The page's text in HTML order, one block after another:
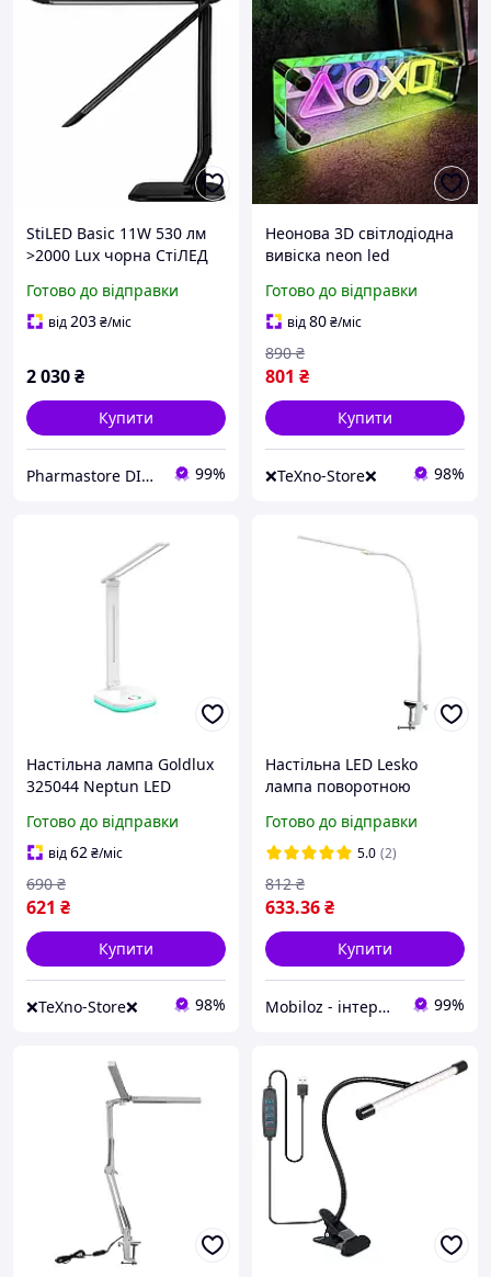
StiLED Basic 11W 530 лм
>2000 Lux чорна СтіЛЕД
настільна LED лампа для
манікюру та роботи
Готово до відправки
від203₴/міс
2 030₴
Купити
Pharmastore DISCOUNT 99%
Неонова 3D світлодіодна
вивіска neon led
Готово до відправки
від80₴/міс
801 ₴
890 ₴
Купити
❌TeXno-Store❌ 98%
Настільна лампа Goldlux
325044 Neptun LED
біла
Готово до відправки
від62₴/міс
621 ₴
690 ₴
Купити
❌TeXno-Store❌ 98%
Настільна LED Lesko
лампа поворотною
світлодіодна M-006
кронштейном White
КлікМаркет із 7 шт.
Готово до відправки
5.0 (2)
633.36₴
812 ₴
Купити
Mobiloz - інтернет-магазин Мобілоз 99%